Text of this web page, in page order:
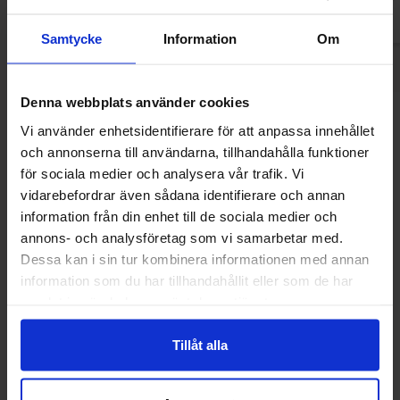
Samtycke Information Om
Denna webbplats använder cookies
Vi använder enhetsidentifierare för att anpassa innehållet
och annonserna till användarna, tillhandahålla funktioner
för sociala medier och analysera vår trafik. Vi
vidarebefordrar även sådana identifierare och annan
information från din enhet till de sociala medier och
annons- och analysföretag som vi samarbetar med.
Dessa kan i sin tur kombinera informationen med annan
information som du har tillhandahållit eller som de har
Tillåt alla
Muutkin ostivat